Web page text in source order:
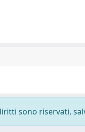
sono riservati,